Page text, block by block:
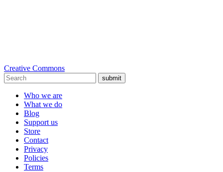
Creative Commons
submit
Who we are
What we do
Blog
Support us
Store
Contact
Privacy
Policies
Terms